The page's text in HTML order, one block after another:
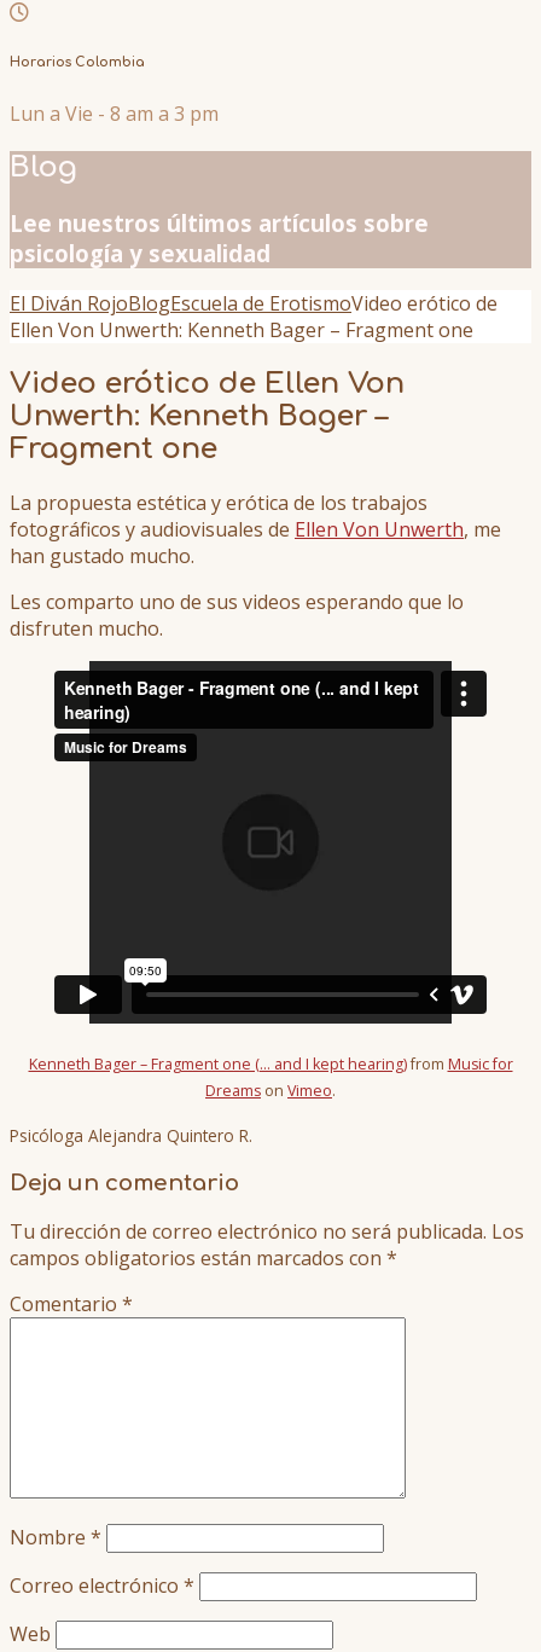
Horarios Colombia
Lun a Vie - 8 am a 3 pm
Blog
Lee nuestros últimos artículos sobre
psicología y sexualidad
El Diván RojoBlogEscuela de ErotismoVideo erótico de
Ellen Von Unwerth: Kenneth Bager – Fragment one
Video erótico de Ellen Von
Unwerth: Kenneth Bager –
Fragment one
La propuesta estética y erótica de los trabajos
fotográficos y audiovisuales de Ellen Von Unwerth, me
han gustado mucho.
Les comparto uno de sus videos esperando que lo
disfruten mucho.
Kenneth Bager – Fragment one (… and I kept hearing)from Music for
Dreams on Vimeo.
Psicóloga Alejandra Quintero R.
Deja un comentario
Tu dirección de correo electrónico no será publicada. Los
campos obligatorios están marcados con *
Comentario *
Nombre *
Correo electrónico *
Web